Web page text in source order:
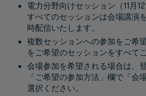
電力分野向けセッション（11月
すべてのセッションは会場講演
時配信いたします。
複数セッションへの参加をご希
をご希望のセッションをすべて
会場参加を希望される場合は、
「ご希望の参加方法」欄で「会
選択ください。